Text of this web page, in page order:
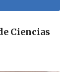
Ciencias